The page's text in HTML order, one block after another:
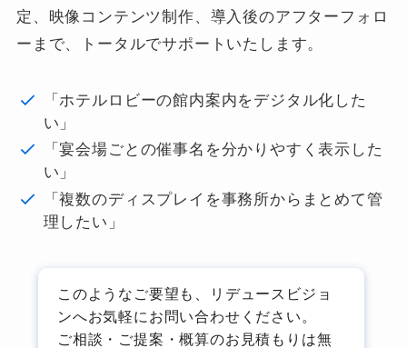
定、映像コンテンツ制作、導入後のアフターフォロ
ーまで、トータルでサポートいたします。
「ホテルロビーの館内案内をデジタル化した
い」
「宴会場ごとの催事名を分かりやすく表示した
い」
「複数のディスプレイを事務所からまとめて管
理したい」
このようなご要望も、リデュースビジョ
ンへお気軽にお問い合わせください。
ご相談・ご提案・概算のお見積もりは無